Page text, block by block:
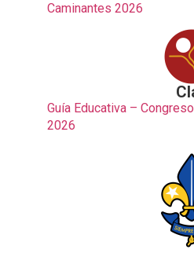
Caminantes 2026
Guía Educativa –
2026